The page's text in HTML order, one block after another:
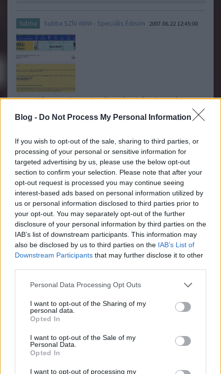
Blog - Do Not Process My Personal Information
If you wish to opt-out of the sale, sharing to third parties, or
processing of your personal or sensitive information for
targeted advertising by us, please use the below opt-out
section to confirm your selection. Please note that after your
opt-out request is processed you may continue seeing
interest-based ads based on personal information utilized by
us or personal information disclosed to third parties prior to
your opt-out. You may separately opt-out of the further
disclosure of your personal information by third parties on the
IAB’s list of downstream participants. This information may
also be disclosed by us to third parties on the IAB’s List of
Downstream Participants that may further disclose it to other
Please note that this website/app uses one or more Google
not limited to your visit or usage behaviour. You may click to
grant or deny consent to Google and its third-party tags to
use your data for below specified purposes in below Google
consent section.
Personal Data Processing Opt Outs
I want to opt-out of the Sharing of my
personal data.
Opted In
I want to opt-out of the Sale of my
Personal Data.
Opted In
I want to opt-out of processing my
Subba Subba SZÍV iWiW - Speciális Édisön 2007.06.22 12:45:00
Ezen a héten nem lesz iWiW-válogatás, elsősorban azért, mert
böngészőgyilkos weboldal szerkesztői. Találd meg a hibát a
Pebito 2007.06.22 12:56:00
Ez mégis mi helyett volt ott?
Rossz PC játékok sorozat
Fantasztikus Rossz Pc játékok
sorozat nyereményjáték! 2007.06.18 12:32:00
Ha megkérhetlek benneteket, ne nevezze mindenki Stella-nak
Pebito 2007.06.18 12:51:23
alkotáson! :)
Rossz PC játékok sorozat Kínzó kérdés III 2007.06.17 21:35:00